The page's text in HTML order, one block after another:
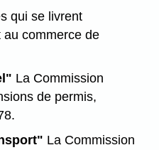
qui se livrent
commerce de
La Commission
de permis,
La Commission